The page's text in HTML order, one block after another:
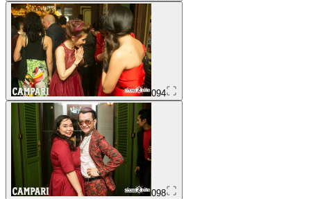
094
098